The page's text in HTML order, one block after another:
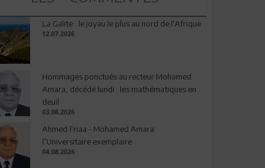
La Galite : le joyau le plus au nord de l'Afrique
12.07.2026
Hommages ponctués au recteur Mohamed
Amara, décédé lundi : les mathématiques en
deuil
03.08.2026
Ahmed Friaa - Mohamed Amara:
l’Universitaire exemplaire
04.08.2026